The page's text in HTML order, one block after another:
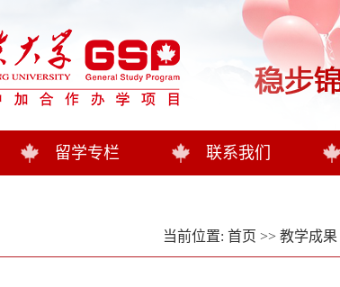
留学专栏 联系我们
当前位置: 首页 >> 教学成果